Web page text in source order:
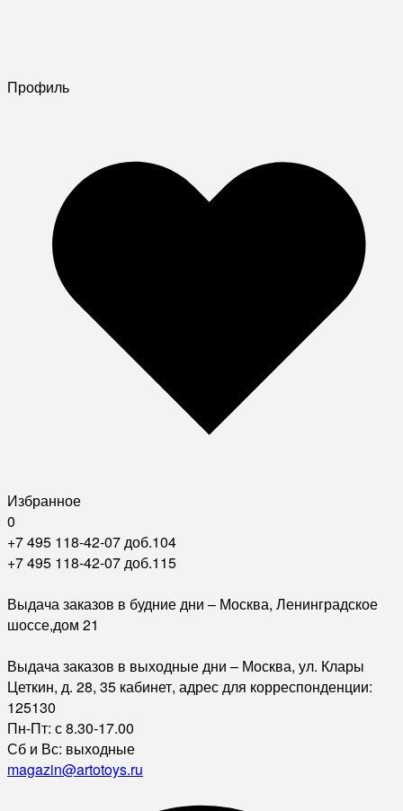
Профиль
Избранное
0
+7 495 118-42-07 доб.104
+7 495 118-42-07 доб.115
Выдача заказов в будние дни – Москва, Ленинградское
шоссе,дом 21
Выдача заказов в выходные дни – Москва, ул. Клары
Цеткин, д. 28, 35 кабинет, адрес для корреспонденции:
125130
Пн-Пт: с 8.30-17.00
Сб и Вс: выходные
magazin@artotoys.ru